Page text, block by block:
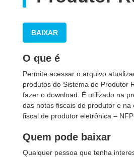
BAIXAR
O que é
Permite acessar o arquivo
produtos do Sistema de Produtor
fazer o download. É utilizado na
das notas fiscais de produtor e na
fiscal de produtor eletrônica –
Quem pode baixar
Qualquer pessoa que tenha